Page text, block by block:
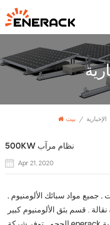
بيت / الإخبارية
500KW نظام مرآب
Apr 21, 2020
500 كيلو وات , جميع مواد سبائك الألومنيوم ,
. قسم بثق الألومنيوم كبير